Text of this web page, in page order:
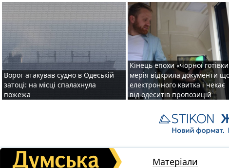
Ворог атакував судно в Одеській
затоці: на місці спалахнула
пожежа
Кінець епохи «чорної
мерія відкрила документи
електронного квитка і чекає
від одеситів пропозицій
Матеріали